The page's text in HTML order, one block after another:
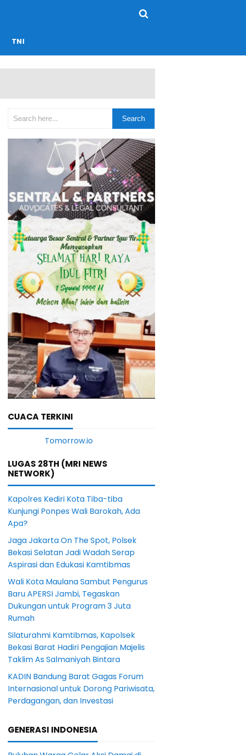
TNI
CUACA TERKINI
LUGAS 28TH (MRI NEWS
NETWORK)
Kapolres Kediri Kota Tiba-tiba
Kunjungi Ponpes Wali Barokah, Ada
Apa?
Jaga Jakarta On The Spot, Polsek
Bekasi Selatan Jadi Wadah Serap
Aspirasi dan Edukasi Kamtibmas
Wali Kota Maulana Sambut Pengurus
Baru APERSI Jambi, Tegaskan
Dukungan untuk Program 3 Juta
Rumah
Silaturahmi Kamtibmas, Kapolsek
Bekasi Barat Hadiri Pengajian Majelis
Taklim As Salmaniyah Bintara
KADIN Bandung Barat Gagas Forum
Internasional untuk Dorong Pariwisata,
Perdagangan, dan Investasi
GENERASI INDONESIA